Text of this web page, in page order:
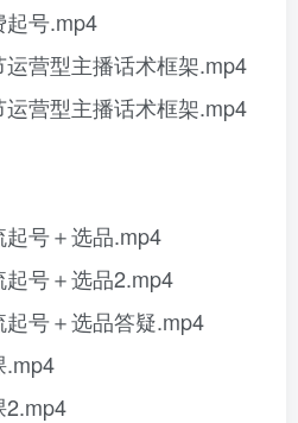
起号.mp4
营型主播话术框架.mp4
营型主播话术框架.mp4
号＋选品.mp4
号＋选品2.mp4
号＋选品答疑.mp4
.mp4
2.mp4